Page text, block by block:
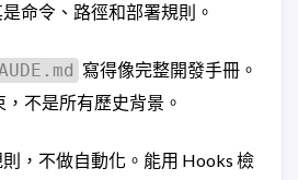
命令、路徑和部署規則。
寫得像完整開發手冊。
不是所有歷史背景。
，不做自動化。能用 Hooks 檢